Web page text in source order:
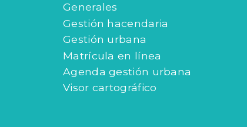
Generales
Gestión hacendaria
Gestión urbana
Matrícula en línea
Agenda gestión urbana
Visor cartográfico